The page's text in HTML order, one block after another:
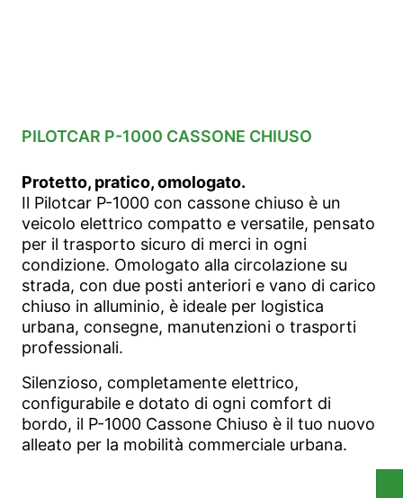
PILOTCAR P-1000 CASSONE CHIUSO
Protetto, pratico, omologato.
Il Pilotcar P-1000 con cassone chiuso è un
veicolo elettrico compatto e versatile, pensato
per il trasporto sicuro di merci in ogni
condizione. Omologato alla circolazione su
strada, con due posti anteriori e vano di carico
chiuso in alluminio, è ideale per logistica
urbana, consegne, manutenzioni o trasporti
professionali.
Silenzioso, completamente elettrico,
configurabile e dotato di ogni comfort di
bordo, il P-1000 Cassone Chiuso è il tuo nuovo
alleato per la mobilità commerciale urbana.